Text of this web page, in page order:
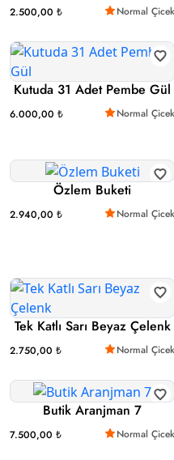
2.500,00 ₺ Normal Çicek
Kutuda 31 Adet Pembe Gül
6.000,00 ₺ Normal Çicek
Özlem Buketi
2.940,00 ₺ Normal Çicek
Tek Katlı Sarı Beyaz Çelenk
2.750,00 ₺ Normal Çicek
Butik Aranjman 7
7.500,00 ₺ Normal Çicek